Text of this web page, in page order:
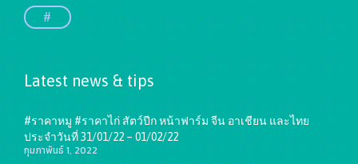
#
Latest news & tips
#ราคาหมู #ราคาไก่ สัตว์ปีก หน้าฟาร์ม จีน อาเชียน และไทย
ประจำวันที่ 31/01/22 – 01/02/22
กุมภาพันธ์ 1, 2022